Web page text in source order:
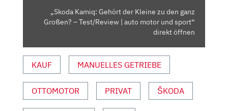
GROSSEN? –
UTO M
OTOR U
ND S
PORT“ V
„Skoda Kamiq: Gehört der Kleine zu den ganz
Großen? – Test/Review | auto motor und sport“
direkt öffnen
KAUF MANUELLES GETRIEBE
OTTOMOTOR PRIVAT ŠKODA